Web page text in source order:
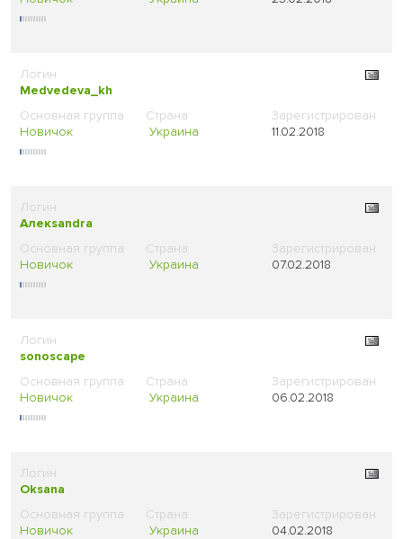
Medvedeva_kh
Новичок Украина 11.02.2018
Алекsandra
Новичок Украина 07.02.2018
sonoscape
Новичок Украина 06.02.2018
Oksana
Новичок Украина 04.02.2018